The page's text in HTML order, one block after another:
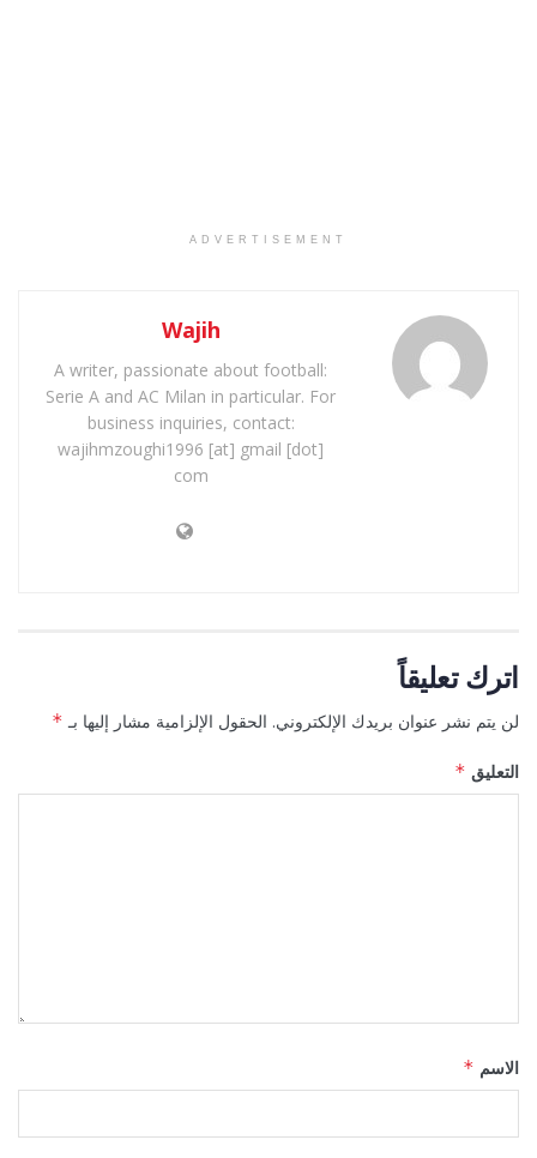
ADVERTISEMENT
Wajih
A writer, passionate about football:
Serie A and AC Milan in particular. For
business inquiries, contact:
wajihmzoughi1996 [at] gmail [dot]
com
اترك تعليقاً
لن يتم نشر عنوان بريدك الإلكتروني. الحقول الإلزامية مشار إليها بـ *
التعليق *
الاسم *